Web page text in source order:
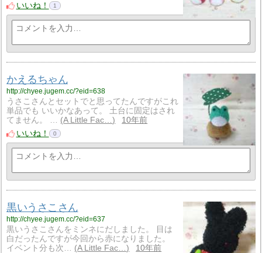
いいね！
1
かえるちゃん
http://chyee.jugem.cc/?eid=638
うさこさんとセットでと思ってたんですがこれ
単品でも いいかなあって。 土台に固定はされ
てません。 …
A Little Fac…
10年前
いいね！
0
黒いうさこさん
http://chyee.jugem.cc/?eid=637
黒いうさこさんをミンネにだしました。 目は
白だったんですが今回から赤になりました。
イベント分も次…
A Little Fac…
10年前